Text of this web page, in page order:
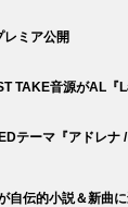
ミア公開
TAKE音源がAL『
テーマ『アドレ
伝的小説＆新曲に